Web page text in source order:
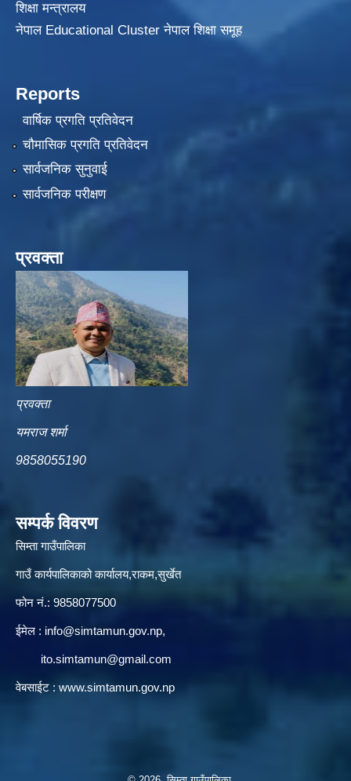
शिक्षा मन्त्रालय
नेपाल Educational Cluster नेपाल शिक्षा समूह
Reports
वार्षिक प्रगति प्रतिवेदन
चौमासिक प्रगति प्रतिवेदन
सार्वजनिक सुनुवाई
सार्वजनिक परीक्षण
प्रवक्ता
प्रवक्ता
यमराज शर्मा
9858055190
सम्पर्क विवरण
सिम्ता गाउँपालिका
गाउँ कार्यपालिकाको कार्यालय,राकम,सुर्खेत
फोन नं.: 9858077500
ईमेल‌ : info@simtamun.gov.np,
ito.simtamun@gmail.com
वेबसाईट : www.simtamun.gov.np